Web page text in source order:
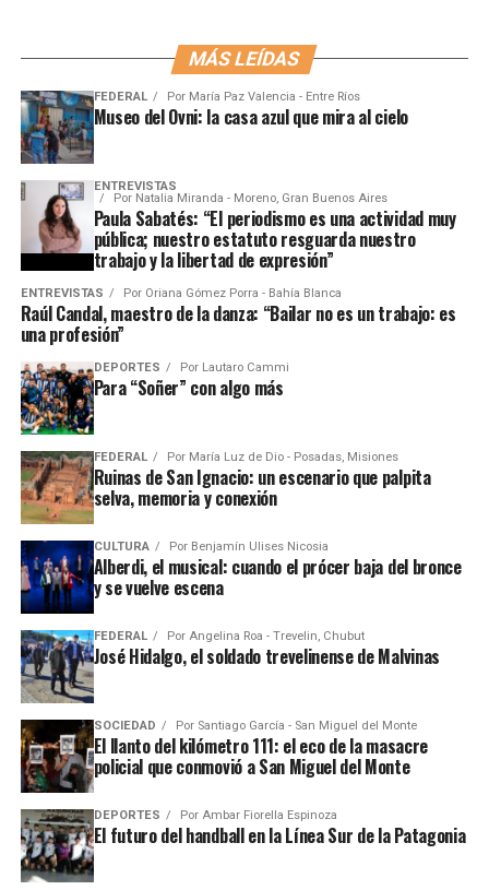
MÁS LEÍDAS
FEDERAL Por María Paz Valencia - Entre Ríos
Museo del Ovni: la casa azul que mira al cielo
ENTREVISTAS
Por Natalia Miranda - Moreno, Gran Buenos Aires
Paula Sabatés: “El periodismo es una actividad muy
pública; nuestro estatuto resguarda nuestro
trabajo y la libertad de expresión”
ENTREVISTAS Por Oriana Gómez Porra - Bahía Blanca
Raúl Candal, maestro de la danza: “Bailar no es un trabajo: es
una profesión”
DEPORTES Por Lautaro Cammi
Para “Soñer” con algo más
FEDERAL Por María Luz de Dio - Posadas, Misiones
Ruinas de San Ignacio: un escenario que palpita
selva, memoria y conexión
CULTURA Por Benjamín Ulises Nicosia
Alberdi, el musical: cuando el prócer baja del bronce
y se vuelve escena
FEDERAL Por Angelina Roa - Trevelin, Chubut
José Hidalgo, el soldado trevelinense de Malvinas
SOCIEDAD Por Santiago García - San Miguel del Monte
El llanto del kilómetro 111: el eco de la masacre
policial que conmovió a San Miguel del Monte
DEPORTES Por Ambar Fiorella Espinoza
El futuro del handball en la Línea Sur de la Patagonia